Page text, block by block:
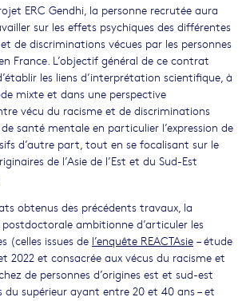
ERC Gendhi, la personne recrutée aura
sur les effets psychiques des différentes
de discriminations vécues par les personnes
France. L’objectif général de ce contrat
les liens d’interprétation scientifique, à
mixte et dans une perspective
vécu du racisme et de discriminations
santé mentale en particulier l’expression de
d’autre part, tout en se focalisant sur le
de l’Asie de l’Est et du Sud-Est
obtenus des précédents travaux, la
postdoctorale ambitionne d’articuler les
(celles issues de l’enquête REACTAsie – étude
2022 et consacrée aux vécus du racisme et
de personnes d’origines est et sud-est
du supérieur ayant entre 20 et 40 ans – et